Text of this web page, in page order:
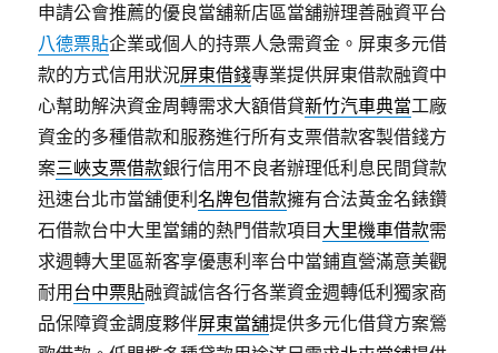
申請公會推薦的優良當舖新店區當舖辦理善融資平台
八德票貼企業或個人的持票人急需資金。屏東多元借
款的方式信用狀況屏東借錢專業提供屏東借款融資中
心幫助解決資金周轉需求大額借貸新竹汽車典當工廠
資金的多種借款和服務進行所有支票借款客製借錢方
案三峽支票借款銀行信用不良者辦理低利息民間貸款
迅速台北市當舖便利名牌包借款擁有合法黃金名錶鑽
石借款台中大里當鋪的熱門借款項目 大里機車借款需
求週轉大里區新客享優惠利率台中當鋪直營滿意美觀
耐用 台中票貼融資誠信各行各業資金週轉低利獨家商
品保障資金調度夥伴屏東當舖提供多元化借貸方案鶯